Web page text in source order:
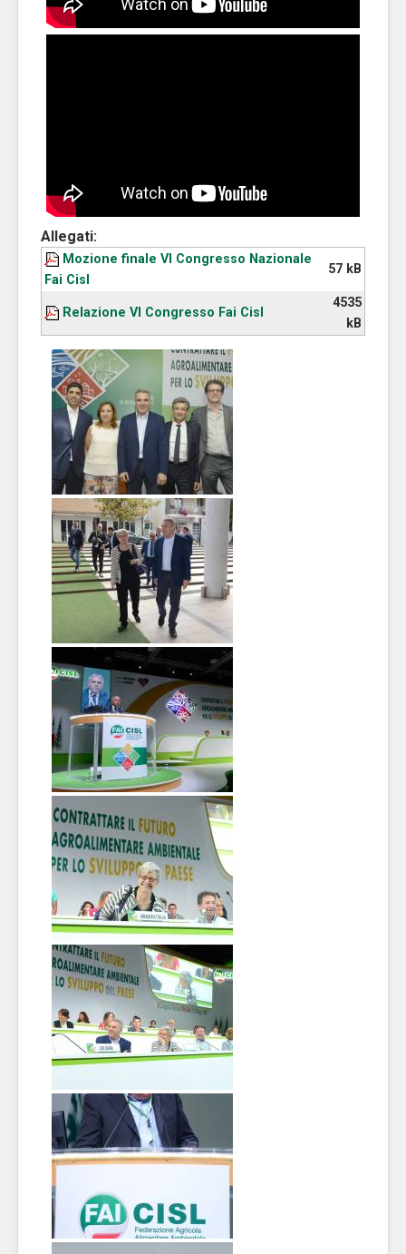
Allegati:
Mozione finale VI Congresso Nazionale
Fai Cisl
57 kB
Relazione VI Congresso Fai Cisl
4535
kB